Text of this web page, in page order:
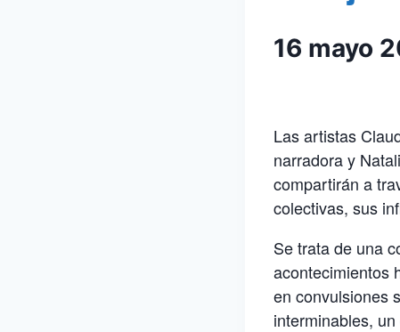
16 mayo
Las artistas
narradora y
compartirán a
colectivas, sus
Se trata de una
acontecimientos
en convulsiones
interminables,